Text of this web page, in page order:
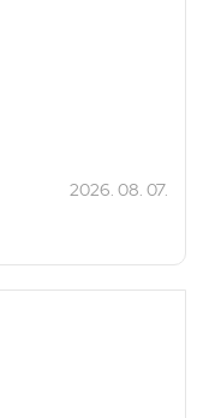
2026. 08. 07.